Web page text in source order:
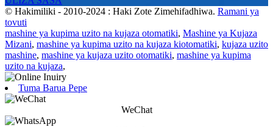
© Hakimiliki - 2010-2024 : Haki Zote Zimehifadhiwa. Ramani ya
tovuti
mashine ya kupima uzito na kujaza otomatiki, Mashine ya Kujaza
Mizani, mashine ya kupima uzito na kujaza kiotomatiki, kujaza uzito
mashine, mashine ya kujaza uzito otomatiki, mashine ya kupima
uzito na kujaza,
Tuma Barua Pepe
WeChat